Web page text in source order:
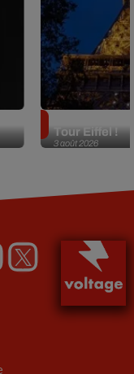
3 août 2026
Tour Eiffel !